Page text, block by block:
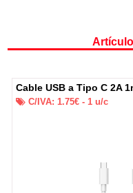
Cable USB a Tipo C 2A
C/IVA: 1.75€ - 1u/c